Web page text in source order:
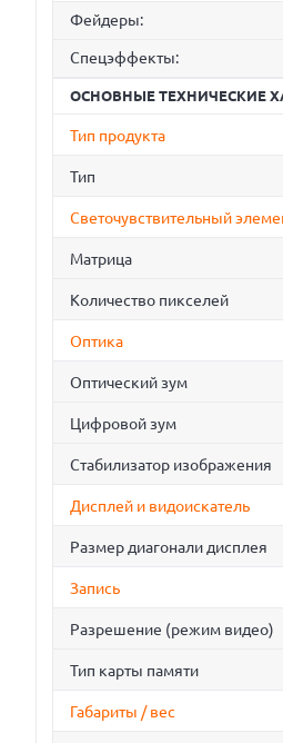
Фейдеры:
Спецэффекты:
ОСНОВНЫЕ ТЕХНИЧЕСКИЕ
Тип продукта
Тип
Светочувствительный
Матрица
Количество пикселей
Оптика
Оптический зум
Цифровой зум
Стабилизатор изображения
Дисплей и видоискатель
Размер диагонали дисплея
Запись
Разрешение (режим видео)
Тип карты памяти
Габариты / вес